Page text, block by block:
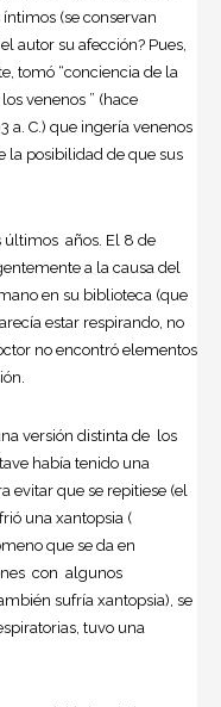
(se conservan
autor su afección? Pues,
tomó “conciencia de la
venenos ” (hace
a. C.) que ingería venenos
la posibilidad de que sus
últimos años. El 8 de
a la causa del
en su biblioteca (que
estar respirando, no
no encontró elementos
versión distinta de los
había tenido una
evitar que se repitiese (el
una xantopsia (
que se da en
con algunos
sufría xantopsia), se
tuvo una